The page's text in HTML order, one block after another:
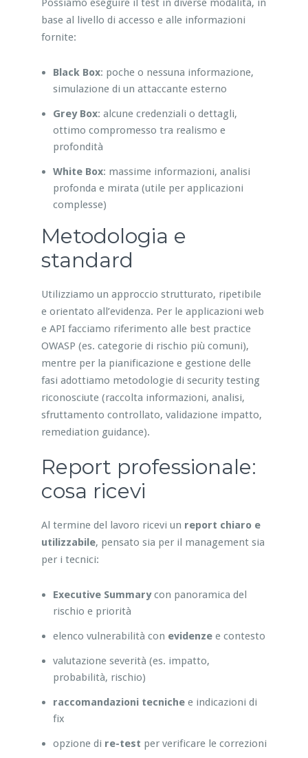
Possiamo eseguire il test in diverse modalità, in
base al livello di accesso e alle informazioni
fornite:
Black Box: poche o nessuna informazione,
simulazione di un attaccante esterno
Grey Box: alcune credenziali o dettagli,
ottimo compromesso tra realismo e
profondità
White Box: massime informazioni, analisi
profonda e mirata (utile per applicazioni
complesse)
Metodologia e
standard
Utilizziamo un approccio strutturato, ripetibile
e orientato all’evidenza. Per le applicazioni web
e API facciamo riferimento alle best practice
OWASP (es. categorie di rischio più comuni),
mentre per la pianificazione e gestione delle
fasi adottiamo metodologie di security testing
riconosciute (raccolta informazioni, analisi,
sfruttamento controllato, validazione impatto,
remediation guidance).
Report professionale:
cosa ricevi
Al termine del lavoro ricevi un report chiaro e
utilizzabile, pensato sia per il management sia
per i tecnici:
Executive Summarycon panoramica del
rischio e priorità
elenco vulnerabilità con evidenzee contesto
valutazione severità (es. impatto,
probabilità, rischio)
raccomandazioni tecnichee indicazioni di
fix
opzione di re-test per verificare le correzioni